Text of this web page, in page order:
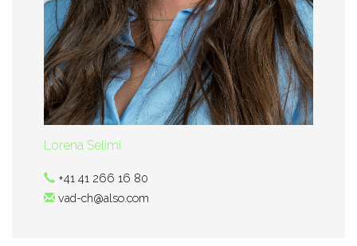
Lorena Selimi
+41 41 266 16 80
vad-ch@also.com